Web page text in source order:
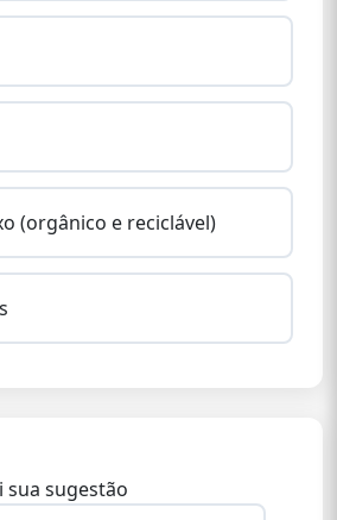
(orgânico e reciclável)
sua sugestão